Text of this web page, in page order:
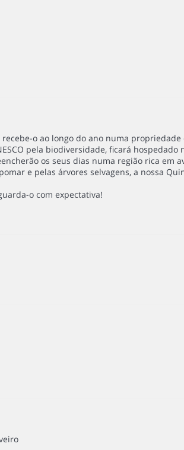
recebe-o ao longo do ano numa
pela biodiversidade, ficará
os seus dias numa região rica em
e pelas árvores selvagens, a nossa
o com expectativa!